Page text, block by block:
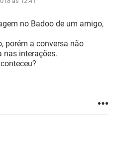
EXCEL
EXCEL
GMAIL
WHATSAPP
EXCEL
no Badoo de um amigo,
porém a conversa não
nas interações.